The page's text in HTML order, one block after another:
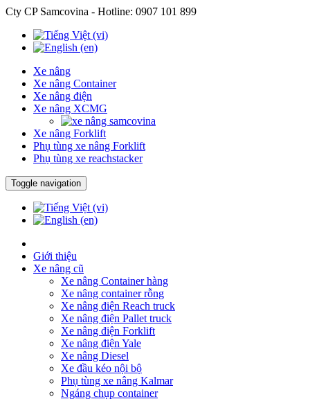
Cty CP Samcovina - Hotline: 0907 101 899
Xe nâng
Xe nâng Container
Xe nâng điện
Xe nâng XCMG
Xe nâng Forklift
Phụ tùng xe nâng Forklift
Phụ tùng xe reachstacker
Toggle navigation
Giới thiệu
Xe nâng cũ
Xe nâng Container hàng
Xe nâng container rỗng
Xe nâng điện Reach truck
Xe nâng điện Pallet truck
Xe nâng điện Forklift
Xe nâng điện Yale
Xe nâng Diesel
Xe đầu kéo nội bộ
Phụ tùng xe nâng Kalmar
Ngáng chụp container